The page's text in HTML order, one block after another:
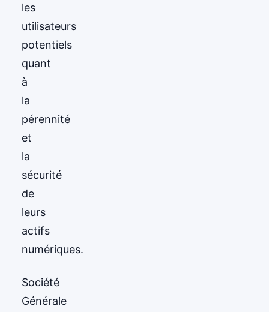
les
utilisateurs
potentiels
quant
à
la
pérennité
et
la
sécurité
de
leurs
actifs
numériques.
Société
Générale